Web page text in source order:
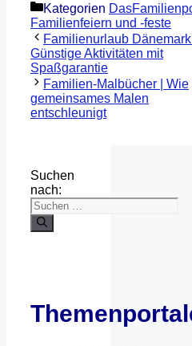
Kategorien
Familienfeiern und -feste
Familienurlaub Dänemark |
Günstige Aktivitäten mit
Spaßgarantie
Familien-Malbücher | Wie
gemeinsames Malen
entschleunigt
Suchen
nach: